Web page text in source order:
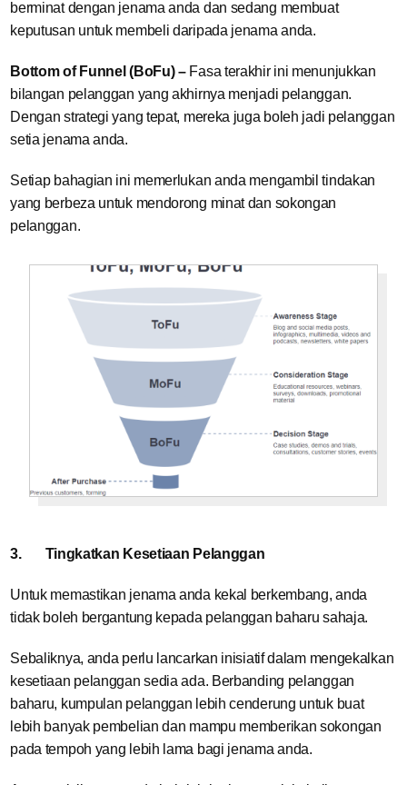
berminat dengan jenama anda dan sedang membuat
keputusan untuk membeli daripada jenama anda.
Bottom of Funnel (BoFu) –Fasa terakhir ini menunjukkan
bilangan pelanggan yang akhirnya menjadi pelanggan.
Dengan strategi yang tepat, mereka juga boleh jadi pelanggan
setia jenama anda.
Setiap bahagian ini memerlukan anda mengambil tindakan
yang berbeza untuk mendorong minat dan sokongan
pelanggan.
3. Tingkatkan Kesetiaan Pelanggan
Untuk memastikan jenama anda kekal berkembang, anda
tidak boleh bergantung kepada pelanggan baharu sahaja.
Sebaliknya, anda perlu lancarkan inisiatif dalam mengekalkan
kesetiaan pelanggan sedia ada. Berbanding pelanggan
baharu, kumpulan pelanggan lebih cenderung untuk buat
lebih banyak pembelian dan mampu memberikan sokongan
pada tempoh yang lebih lama bagi jenama anda.